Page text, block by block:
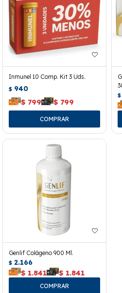
Inmunel 10 Comp. Kit 3 Uds.
$ 940
$ 799 $ 799
$
Genlif Colágeno 900 Ml.
$ 2.166
$ 1.841 $ 1.841